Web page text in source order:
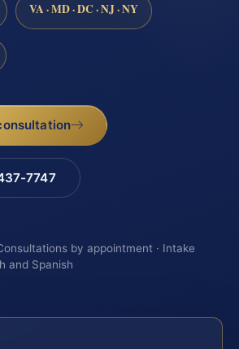
VA · MD · DC · NJ · NY
7747
by appointment · Intake
and Spanish